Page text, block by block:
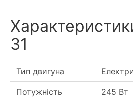
31
Тип двигуна
Потужність 245 Вт